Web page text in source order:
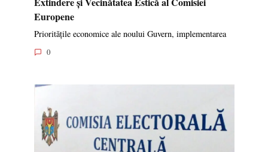
Europene
Prioritățile economice ale noului Guvern, implementarea
0